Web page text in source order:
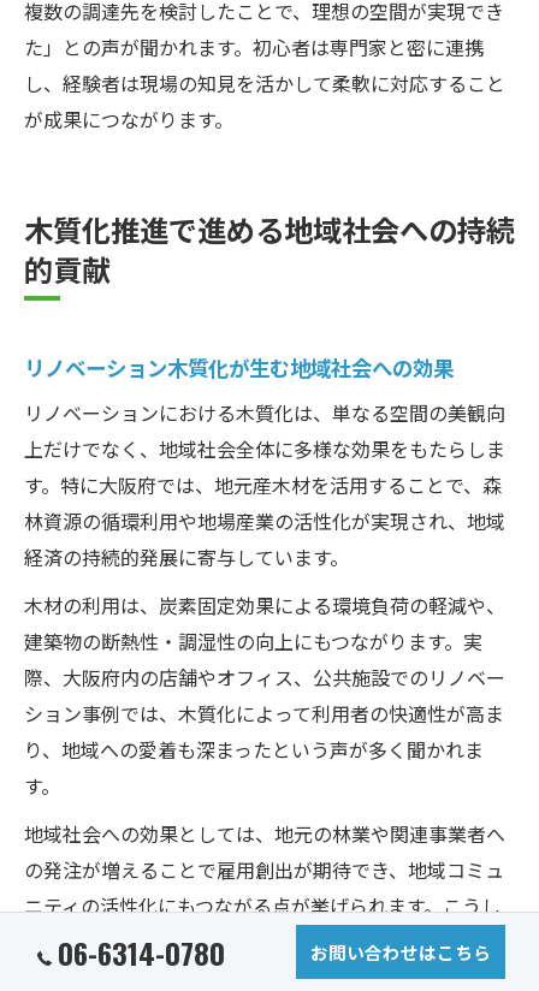
複数の調達先を検討したことで、理想の空間が実現でき
た」との声が聞かれます。初心者は専門家と密に連携
し、経験者は現場の知見を活かして柔軟に対応すること
が成果につながります。
木質化推進で進める地域社会への持続
的貢献
リノベーション木質化が生む地域社会への効果
リノベーションにおける木質化は、単なる空間の美観向
上だけでなく、地域社会全体に多様な効果をもたらしま
す。特に大阪府では、地元産木材を活用することで、森
林資源の循環利用や地場産業の活性化が実現され、地域
経済の持続的発展に寄与しています。
木材の利用は、炭素固定効果による環境負荷の軽減や、
建築物の断熱性・調湿性の向上にもつながります。実
際、大阪府内の店舗やオフィス、公共施設でのリノベー
ション事例では、木質化によって利用者の快適性が高ま
り、地域への愛着も深まったという声が多く聞かれま
す。
地域社会への効果としては、地元の林業や関連事業者へ
の発注が増えることで雇用創出が期待でき、地域コミュ
ニティの活性化にもつながる点が挙げられます。こうし
た木質化の推進は、脱炭素社会の実現にも資する重要な
06-6314-0780 お問い合わせはこちら